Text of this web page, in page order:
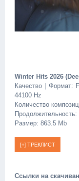
Winter Hits 2026
Качество | Формат:
44100 Hz
Количество
Продолжительность:
Размер: 863.5 Mb
Ссылки на